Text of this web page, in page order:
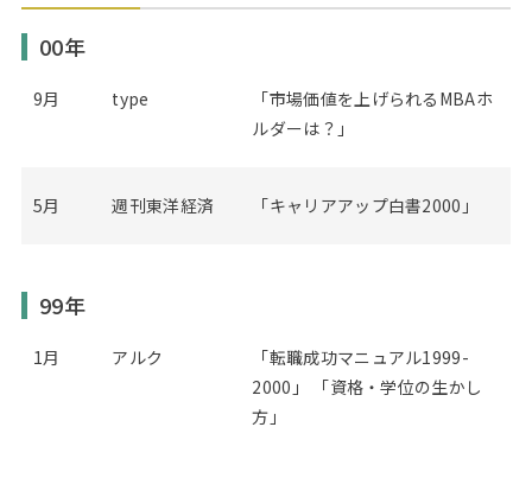
00年
9月 type
「市場価値を上げられるMBAホ
ルダーは？」
5月 週刊東洋経済 「キャリアアップ白書2000」
99年
1月 アルク
「転職成功マニュアル1999-
2000」 「資格・学位の生かし
方」